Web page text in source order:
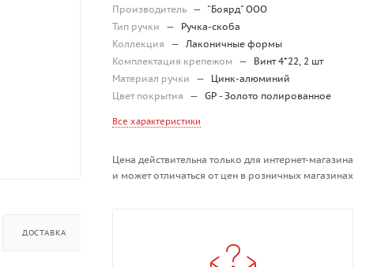
ДОСТАВКА
Производитель — "Боярд" ООО
Тип ручки
—
Ручка-скоба
Коллекция
— Лаконичные формы
Комплектация крепежом
—
Винт 4*22, 2 шт
Материал ручки
—
Цинк-алюминий
Цвет покрытия
— GP - Золото полированное
Все характеристики
Цена действительна только для интернет-магазина
и может отличаться от цен в розничных магазинах